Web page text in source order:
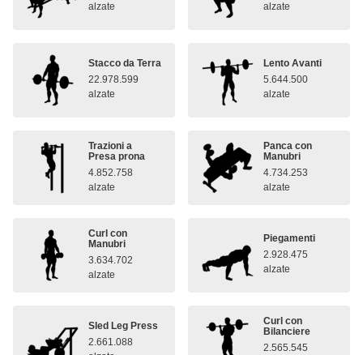
alzate
alzate
Stacco da Terra
22.978.599
alzate
Lento Avanti
5.644.500
alzate
Trazioni a
Presa prona
4.852.758
alzate
Panca con
Manubri
4.734.253
alzate
Curl con
Manubri
3.634.702
alzate
Piegamenti
2.928.475
alzate
Sled Leg Press
2.661.088
Curl con
Bilanciere
2.565.545